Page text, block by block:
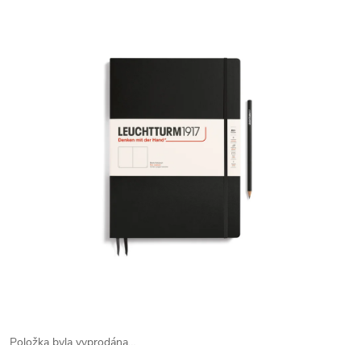
Položka byla vyprodána…